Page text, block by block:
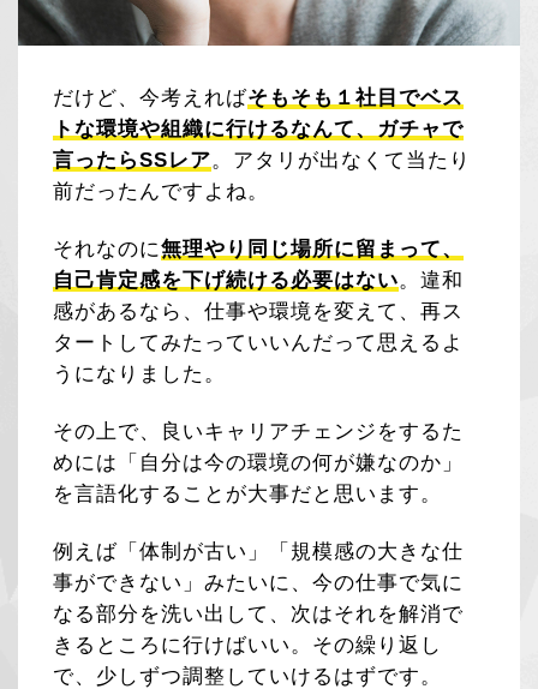
だけど、今考えればそもそも１社目でベス
トな環境や組織に行けるなんて、ガチャで
言ったらSSレア。アタリが出なくて当たり
前だったんですよね。
それなのに無理やり同じ場所に留まって、
自己肯定感を下げ続ける必要はない。違和
感があるなら、仕事や環境を変えて、再ス
タートしてみたっていいんだって思えるよ
うになりました。
その上で、良いキャリアチェンジをするた
めには「自分は今の環境の何が嫌なのか」
を言語化することが大事だと思います。
例えば「体制が古い」「規模感の大きな仕
事ができない」みたいに、今の仕事で気に
なる部分を洗い出して、次はそれを解消で
きるところに行けばいい。その繰り返し
で、少しずつ調整していけるはずです。